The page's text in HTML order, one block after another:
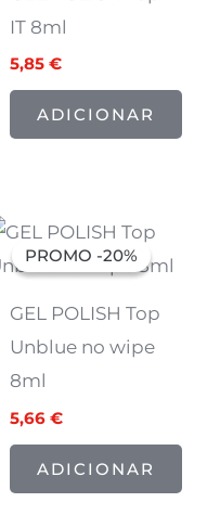
IT 8ml
5,85€
ADICIONAR
PROMO -20%
PROMO -20%
GEL POLISH Top
Unblue no wipe
8ml
O
preço
original
7,07 €.
5,66€
O
preço
atual
5,66 €.
ADICIONAR